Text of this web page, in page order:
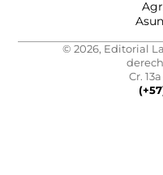
© 2026, Editorial
Cr.